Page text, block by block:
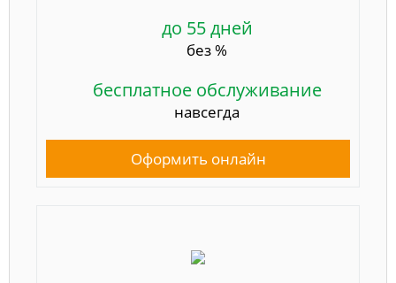
до 55 дней
без %
бесплатное обслуживание
навсегда
Оформить онлайн